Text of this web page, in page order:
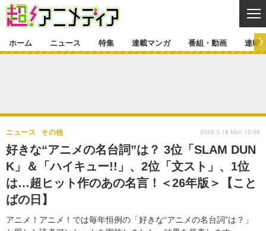
ゲーム・アプリ マンガ
グッズ イベント
声優 コスプレ
特集一覧 カバー
ラキりす
連載マンガ
連載一覧
番組・動画
番組・動画一覧 ラジオ
動画
連載・ブログ
連載・ブログ一覧 コラム
編集部ブログ・お知らせ
ホーム ニュース 特集 連載マンガ 番組・動画 連載
好きな“アニメの名台詞”は？ 3位「SLAM DUN
K」＆「ハイキュー!!」、2位「文スト」、1位
は…超ヒット作のあの名言！＜26年版＞【こと
ばの日】
アニメ！アニメ！では毎年恒例の「好きな“アニメの名台詞”は？」
ニュース その他 2026.5.18 Mon 12:06